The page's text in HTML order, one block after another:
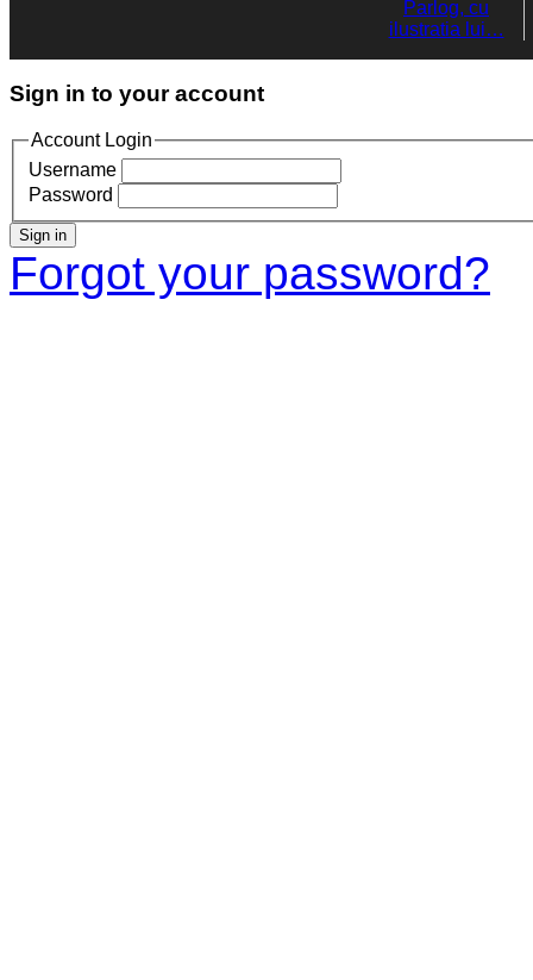
Parlog, cu
ilustratia lui…
Sign in to your account
Account Login
Username
Password
Sign in
Forgot your password?